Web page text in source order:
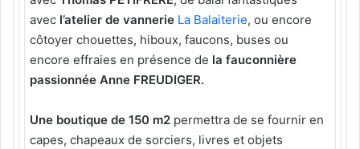
avec l’atelier de vannerie La Balaiterie, ou encore
côtoyer chouettes, hiboux, faucons, buses ou
encore effraies en présence de la fauconnière
passionnée Anne FREUDIGER.
Une boutique de 150 m2 permettra de se fournir en
capes, chapeaux de sorciers, livres et objets